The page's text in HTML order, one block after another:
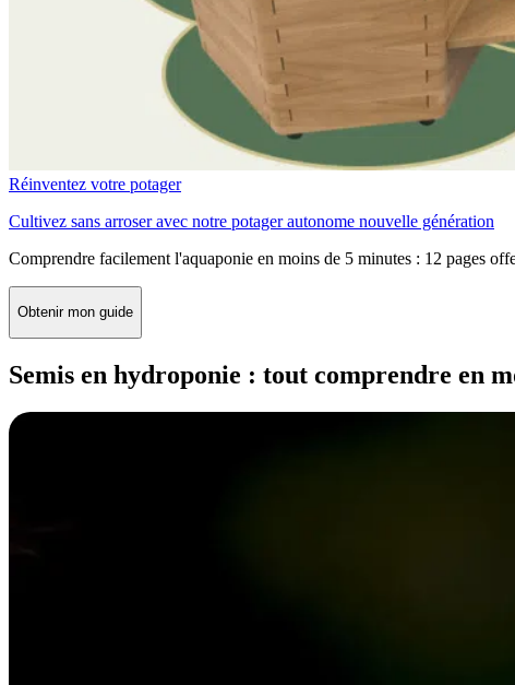
Réinventez votre potager
Cultivez sans arroser avec notre potager autonome nouvelle génération
Comprendre facilement l'aquaponie en moins de 5 minutes : 12 pages
Obtenir mon guide
Semis en hydroponie : tout comprendre en